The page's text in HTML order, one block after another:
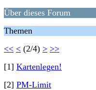
Über dieses Forum
Themen
<< < (2/4) > >>
[1] Kartenlegen!
[2] PM-Limit